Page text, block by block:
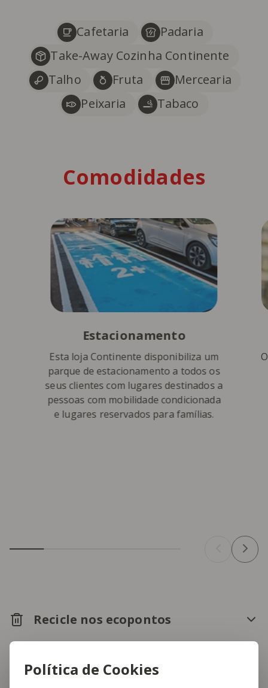
Política de Cookies
Cafetaria
Padaria
Take-Away Cozinha Continente
Talho
Fruta
Mercearia
Peixaria
Tabaco
Comodidades
Estacionamento
Esta loja Continente disponibiliza um
parque de estacionamento a todos os
seus clientes com lugares destinados a
pessoas com mobilidade condicionada
e lugares reservados para famílias.
Recicle nos ecopontos